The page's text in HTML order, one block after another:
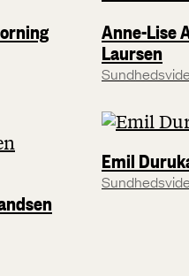
Anne-Lise
Laursen
Emil